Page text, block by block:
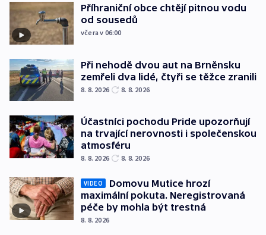
Příhraniční obce chtějí pitnou vodu
od sousedů
včera v 06:00
Při nehodě dvou aut na Brněnsku
zemřeli dva lidé, čtyři se těžce zranili
8. 8. 2026 8. 8. 2026
Účastníci pochodu Pride upozorňují
na trvající nerovnosti i společenskou
atmosféru
8. 8. 2026 8. 8. 2026
VIDEO
Domovu Mutice hrozí
maximální pokuta. Neregistrovaná
péče by mohla být trestná
8. 8. 2026